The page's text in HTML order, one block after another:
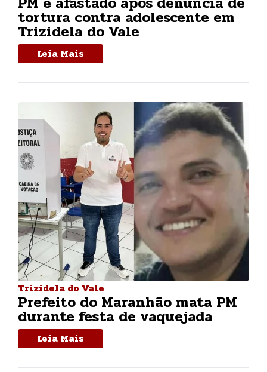
tortura contra adolescente em
Trizidela do Vale
Leia Mais
Trizidela do Vale
Prefeito do Maranhão mata PM
durante festa de vaquejada
Leia Mais